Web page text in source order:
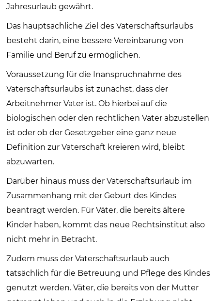
Jahresurlaub gewährt.
Das hauptsächliche Ziel des Vaterschaftsurlaubs
besteht darin, eine bessere Vereinbarung von
Familie und Beruf zu ermöglichen.
Voraussetzung für die Inanspruchnahme des
Vaterschaftsurlaubs ist zunächst, dass der
Arbeitnehmer Vater ist. Ob hierbei auf die
biologischen oder den rechtlichen Vater abzustellen
ist oder ob der Gesetzgeber eine ganz neue
Definition zur Vaterschaft kreieren wird, bleibt
abzuwarten.
Darüber hinaus muss der Vaterschaftsurlaub im
Zusammenhang mit der Geburt des Kindes
beantragt werden. Für Väter, die bereits ältere
Kinder haben, kommt das neue Rechtsinstitut also
nicht mehr in Betracht.
Zudem muss der Vaterschaftsurlaub auch
tatsächlich für die Betreuung und Pflege des Kindes
genutzt werden. Väter, die bereits von der Mutter